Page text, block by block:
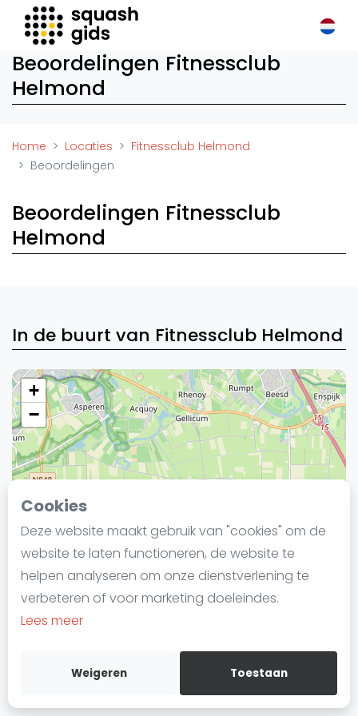
Cookies
Deze website maakt gebruik van "cookies" om de
website te laten functioneren, de website te
helpen analyseren om onze dienstverlening te
verbeteren of voor marketing doeleindes.
Lees meer
Weigeren Toestaan
Squash Gids
Locaties
Organisaties
Trainers
Overige
Podcasts
Video's
Laatste
Alles
SBN Eredivisie
Agenda
Squash
Squash Den Haag
Beoordelingen Fitnessclub
Helmond
Home Locaties
Fitnessclub Helmond
Beoordelingen
Beoordelingen Fitnessclub
Helmond
In de buurt van Fitnessclub Helmond
+
−